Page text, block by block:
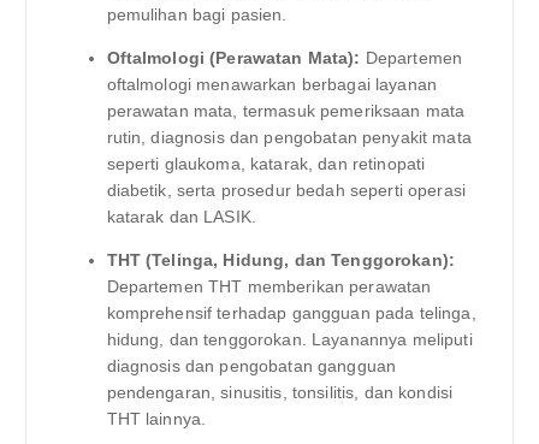
pemulihan bagi pasien.
Oftalmologi (Perawatan Mata): Departemen
oftalmologi menawarkan berbagai layanan
perawatan mata, termasuk pemeriksaan mata
rutin, diagnosis dan pengobatan penyakit mata
seperti glaukoma, katarak, dan retinopati
diabetik, serta prosedur bedah seperti operasi
katarak dan LASIK.
THT (Telinga, Hidung, dan Tenggorokan):
Departemen THT memberikan perawatan
komprehensif terhadap gangguan pada telinga,
hidung, dan tenggorokan. Layanannya meliputi
diagnosis dan pengobatan gangguan
pendengaran, sinusitis, tonsilitis, dan kondisi
THT lainnya.